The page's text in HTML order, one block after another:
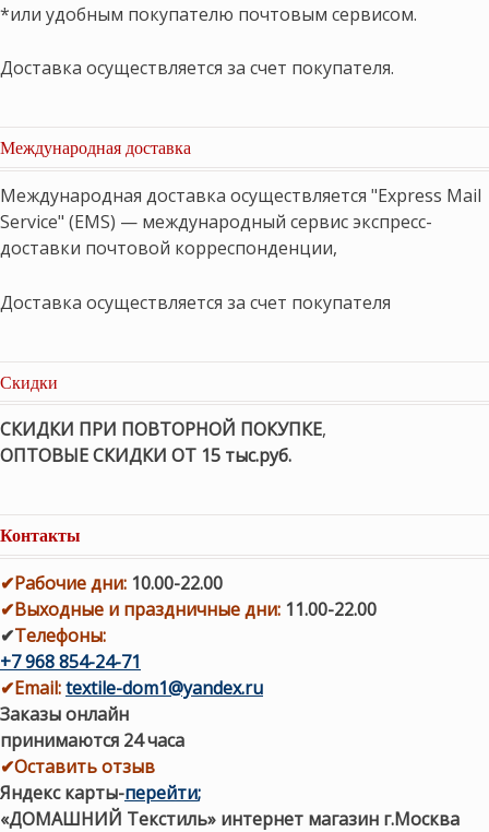
*или удобным покупателю почтовым сервисом.
Доставка осуществляется за счет покупателя.
Международная доставка
Международная доставка осуществляется "Express Mail
Service" (EMS) — международный сервис экспресс-
доставки почтовой корреспонденции,
Доставка осуществляется за счет покупателя
Скидки
СКИДКИ ПРИ ПОВТОРНОЙ ПОКУПКЕ,
ОПТОВЫЕ СКИДКИ ОТ 15 тыс.руб.
Контакты
✔Рабочие дни: 10.00-22.00
✔Выходные и праздничные дни: 11.00-22.00
✔Телефоны:
+7 968 854-24-71
✔Email:textile-dom1@yandex.ru
Заказы онлайн
принимаются 24 часа
✔Оставить отзыв
Яндекс карты-перейти;
«ДОМАШНИЙ Текстиль» интернет магазин г.Москва